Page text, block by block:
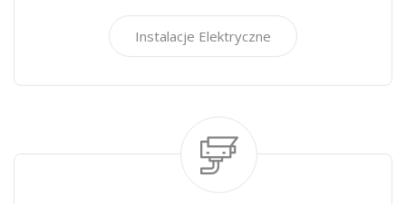
Instalacje Elektryczne